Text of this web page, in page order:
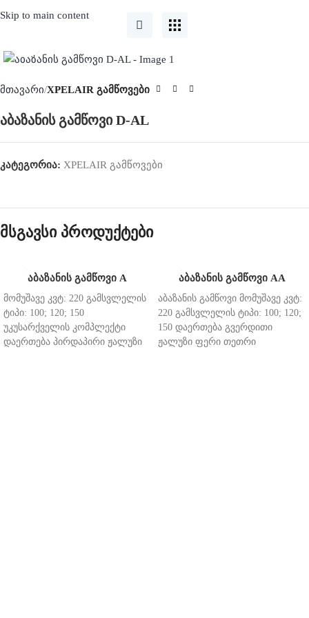
Skip to main content
მთავარი XPELAIR გამწოვები
აბაზანის გამწოვი D-AL
კატეგორია: XPELAIR გამწოვები
მსგავსი პროდუქტები
აბაზანის გამწოვი A
მომუშავე კვტ: 220 გამსვლელის
ტიპი: 100; 120; 150
უკუსარქველის კომპლექტი
დაერთება პირდაპირი ჟალუზი
აბაზანის გამწოვი AA
აბაზანის გამწოვი მომუშავე კვტ:
220 გამსვლელის ტიპი: 100; 120;
150 დაერთება გვერდითი
ჟალუზი ფერი თეთრი